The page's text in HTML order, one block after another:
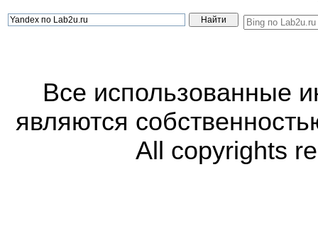
Все использованные
являются
All copyrights